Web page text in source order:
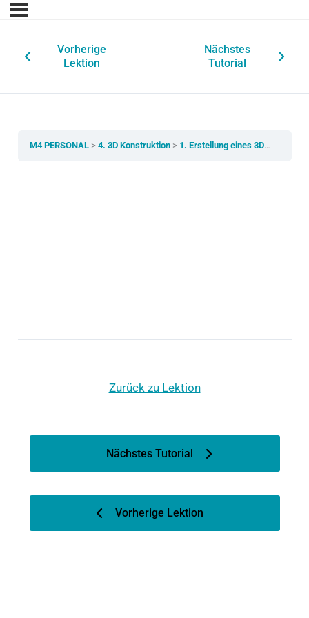
Vorherige
Lektion
Nächstes
Tutorial
M4 PERSONAL 4. 3D Konstruktion 1. Erstellung eines 3D-Modells aus zwei 2D-Ansichten
Vorherige Lektion
Zurück zu Lektion
Nächstes Tutorial